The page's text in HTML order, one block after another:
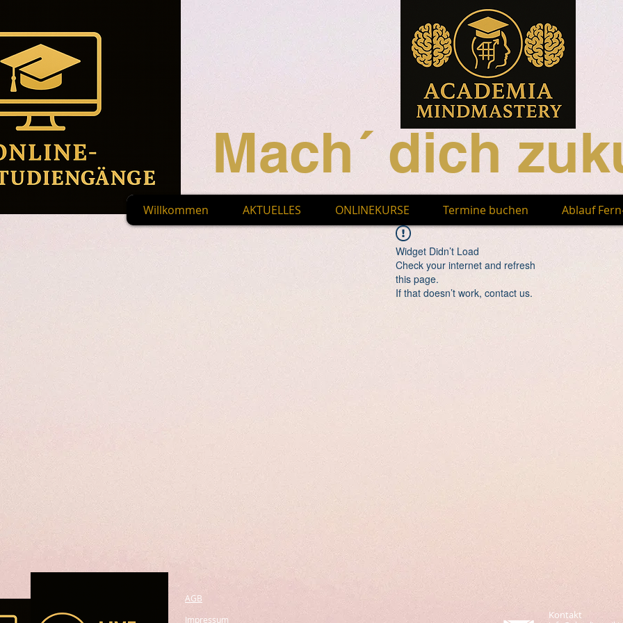
Mach´ dich
Willkommen AKTUELLES ONLINEKURSE Termine buchen Ablauf
Widget Didn’t Load
Check your internet and refresh
this page.
If that doesn’t work, contact us.
AGB
Impressum
Kontakt